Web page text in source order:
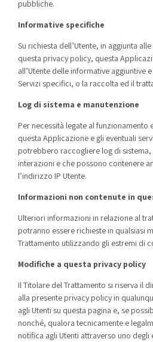
pubbliche.
Informative specifiche
Su richiesta dell’Utente, in aggiunta
questa privacy policy, questa
all’Utente delle informative aggiuntive
Servizi specifici, o la raccolta ed il
Log di sistema e manutenzione
Per necessità legate al funzionamento
questa Applicazione e gli eventuali
potrebbero raccogliere log di
interazioni e che possono contenere
l’indirizzo IP Utente.
Informazioni non contenute in
Ulteriori informazioni in relazione al
potranno essere richieste in qualsiasi
Trattamento utilizzando gli estremi di
Modifiche a questa privacy policy
Il Titolare del Trattamento si riserva il
alla presente privacy policy in
agli Utenti su questa pagina e, se
nonché, qualora tecnicamente e
notifica agli Utenti attraverso uno